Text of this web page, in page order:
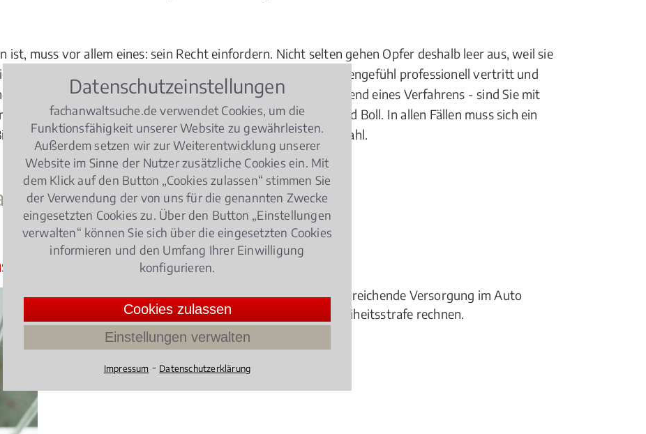
muss vor allem eines: sein Recht einfordern. Nicht selten gehen Opfer deshalb leer aus, weil sie
einen Experten ins Boot, der Sie mit dem nötigen Fingerspitzengefühl professionell vertritt und
langjährigen, speziellen Erfahrung - gerade auch während eines Verfahrens - sind Sie mit
Sie gleich hier einen Experten für Strafrecht in oder bei Bad Boll. In allen Fällen muss sich ein
machen. Auch deshalb ist ein Experte vor Ort die richtige Wahl.
– Geldbuße!
Wer seinen Hund bei heißen Temperaturen ohne ausreichende Versorgung im Auto
zurücklässt, muss mit einer Geldbuße oder sogar Freiheitsstrafe rechnen.
4.076086956521739 /
Datenschutzeinstellungen
fachanwaltsuche.de verwendet Cookies, um die
Funktionsfähigkeit unserer Website zu gewährleisten.
Außerdem setzen wir zur Weiterentwicklung unserer
Website im Sinne der Nutzer zusätzliche Cookies ein. Mit
dem Klick auf den Button „Cookies zulassen“ stimmen Sie
der Verwendung der von uns für die genannten Zwecke
eingesetzten Cookies zu. Über den Button „Einstellungen
verwalten“ können Sie sich über die eingesetzten Cookies
informieren und den Umfang Ihrer Einwilligung
konfigurieren.
Cookies zulassen
Einstellungen verwalten
Impressum ⁃ Datenschutzerklärung